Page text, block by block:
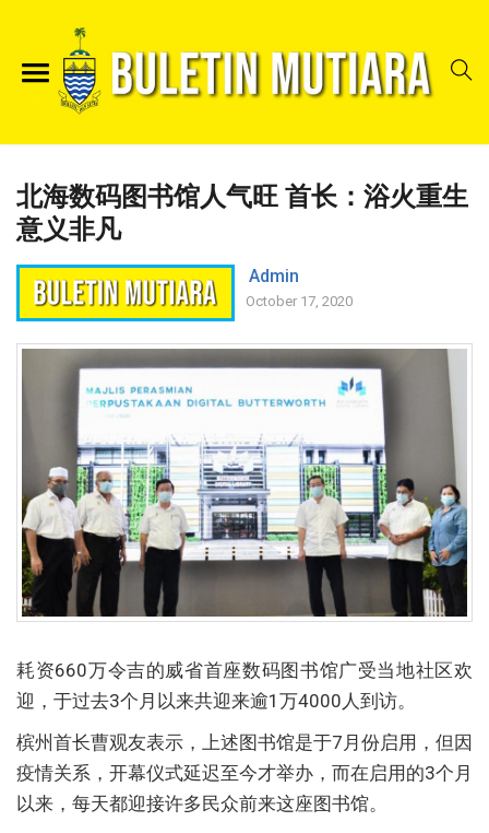
北海数码图书馆人气旺 首长：浴火重生
意义非凡
Admin
October 17, 2020
耗资660万令吉的威省首座数码图书馆广受当地社区欢
迎，于过去3个月以来共迎来逾1万4000人到访。
槟州首长曹观友表示，上述图书馆是于7月份启用，但因
疫情关系，开幕仪式延迟至今才举办，而在启用的3个月
以来，每天都迎接许多民众前来这座图书馆。